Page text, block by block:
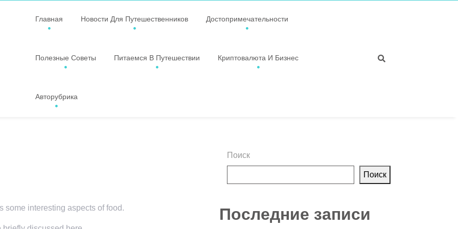
Главная Новости Для Путешественников Достопримечательности
Полезные Советы Питаемся В Путешествии Криптовалюта И Бизнес
Авторубрика
some interesting aspects of food.
Поиск
Поиск
Последние записи